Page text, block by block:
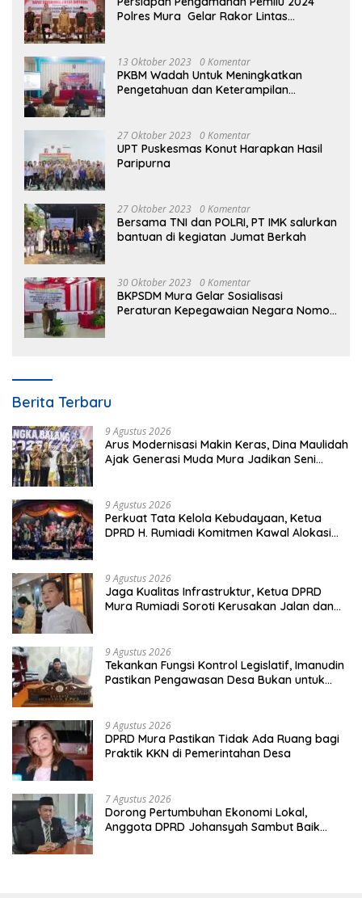
Polres Mura Gelar Rakor Lintas
13 Oktober 2023 0 Komentar
PKBM Wadah Untuk Meningkatkan
Pengetahuan dan Keterampilan
27 Oktober 2023 0 Komentar
UPT Puskesmas Konut Harapkan Hasil
Paripurna
27 Oktober 2023 0 Komentar
Bersama TNI dan POLRI, PT IMK salurkan
bantuan di kegiatan Jumat Berkah
30 Oktober 2023 0 Komentar
BKPSDM Mura Gelar Sosialisasi
Peraturan Kepegawaian Negara Nomor
Berita Terbaru
9 Agustus 2026
Arus Modernisasi Makin Keras, Dina Maulidah
Ajak Generasi Muda Mura Jadikan Seni
9 Agustus 2026
Perkuat Tata Kelola Kebudayaan, Ketua
DPRD H. Rumiadi Komitmen Kawal Alokasi
9 Agustus 2026
Jaga Kualitas Infrastruktur, Ketua DPRD
Mura Rumiadi Soroti Kerusakan Jalan dan
9 Agustus 2026
Tekankan Fungsi Kontrol Legislatif, Imanudin
Pastikan Pengawasan Desa Bukan untuk
9 Agustus 2026
DPRD Mura Pastikan Tidak Ada Ruang bagi
Praktik KKN di Pemerintahan Desa
7 Agustus 2026
Dorong Pertumbuhan Ekonomi Lokal,
Anggota DPRD Johansyah Sambut Baik